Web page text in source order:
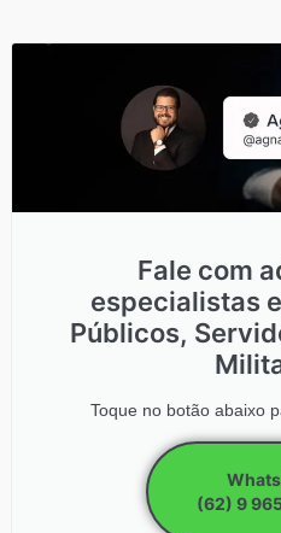
Fale com
especialistas
Públicos,
Toque no botão abaixo
(62) 9